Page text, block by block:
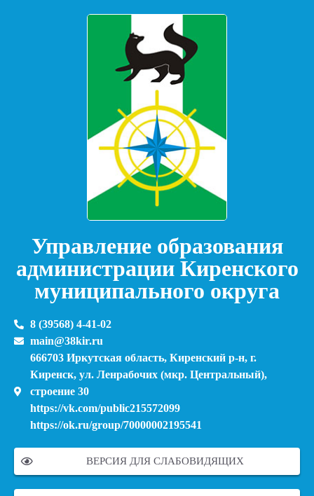
Управление образования
администрации Киренского
муниципального округа
8 (39568) 4-41-02
main@38kir.ru
666703 Иркутская область, Киренский р-н, г.
Киренск, ул. Ленрабочих (мкр. Центральный),
строение 30
https://vk.com/public215572099
https://ok.ru/group/70000002195541
ВЕРСИЯ ДЛЯ СЛАБОВИДЯЩИХ